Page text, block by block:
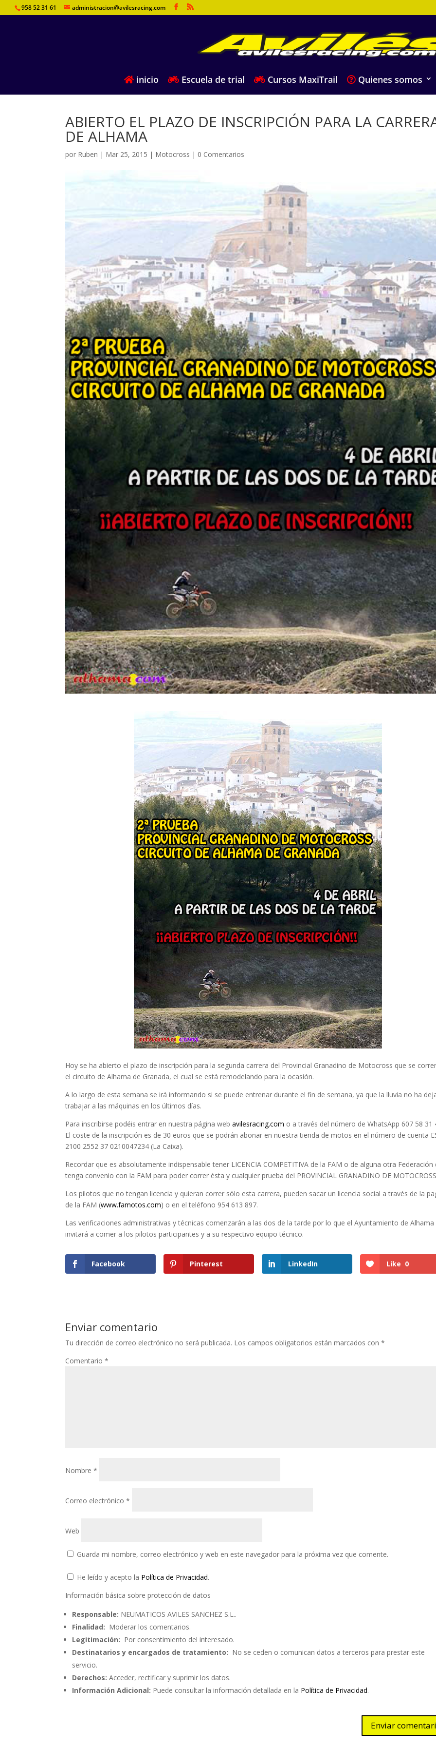
958 52 31 61 administracion@avilesracing.com
inicio Escuela de trial Cursos MaxiTrail Quienes somos
ABIERTO EL PLAZO DE INSCRIPCIÓN PARA LA
DE ALHAMA
por Ruben | Mar 25, 2015 | Motocross | 0 Comentarios
Hoy se ha abierto el plazo de inscripción para la segunda carrera del Provincial Granadino de Motocross que se
el circuito de Alhama de Granada, el cual se está remodelando para la ocasión.
A lo largo de esta semana se irá informando si se puede entrenar durante el fin de semana, ya que la lluvia no ha
trabajar a las máquinas en los últimos días.
Para inscribirse podéis entrar en nuestra página webavilesracing.com o a través del número de WhatsApp 607 58 31
El coste de la inscripción es de 30 euros que se podrán abonar en nuestra tienda de motos en el número de cuenta
2100 2552 37 0210047234 (La Caixa).
Recordar que es absolutamente indispensable tener LICENCIA COMPETITIVA de la FAM o de alguna otra Federación
tenga convenio con la FAM para poder correr ésta y cualquier prueba del PROVINCIAL GRANADINO DE
Los pilotos que no tengan licencia y quieran correr sólo esta carrera, pueden sacar un licencia social a través de la
de la FAM (www.famotos.com) o en el teléfono 954 613 897.
Las verificaciones administrativas y técnicas comenzarán a las dos de la tarde por lo que el Ayuntamiento de Alhama
invitará a comer a los pilotos participantes y a su respectivo equipo técnico.
Facebook Pinterest LinkedIn Like 0
Enviar comentario
Tu dirección de correo electrónico no será publicada. Los campos obligatorios están marcados con*
Comentario*
Nombre*
Correo electrónico*
Web
Guarda mi nombre, correo electrónico y web en este navegador para la próxima vez que comente.
He leído y acepto la Política de Privacidad.
Información básica sobre protección de datos
Responsable: NEUMATICOS AVILES SANCHEZ S.L..
Finalidad: Moderar los comentarios.
Legitimación: Por consentimiento del interesado.
Destinatarios y encargados de tratamiento: No se ceden o comunican datos a terceros para prestar este
servicio.
Derechos: Acceder, rectificar y suprimir los datos.
Información Adicional: Puede consultar la información detallada en la Política de Privacidad.